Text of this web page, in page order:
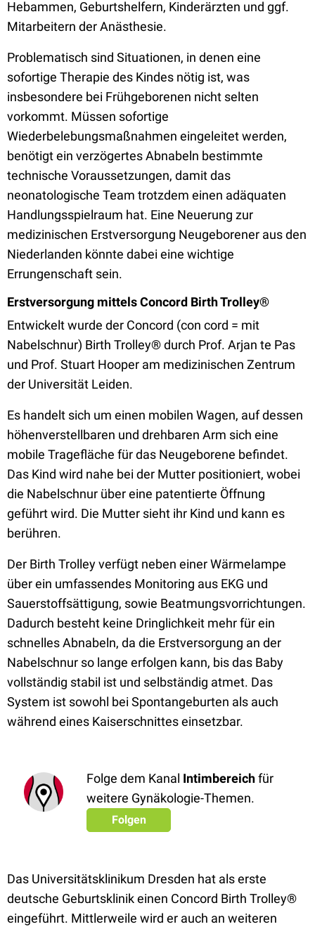
Hebammen, Geburtshelfern, Kinderärzten und ggf.
Mitarbeitern der Anästhesie.
Problematisch sind Situationen, in denen eine
sofortige Therapie des Kindes nötig ist, was
insbesondere bei Frühgeborenen nicht selten
vorkommt. Müssen sofortige
Wiederbelebungsmaßnahmen eingeleitet werden,
benötigt ein verzögertes Abnabeln bestimmte
technische Voraussetzungen, damit das
neonatologische Team trotzdem einen adäquaten
Handlungsspielraum hat. Eine Neuerung zur
medizinischen Erstversorgung Neugeborener aus den
Niederlanden könnte dabei eine wichtige
Errungenschaft sein.
Erstversorgung mittels Concord Birth Trolley®
Entwickelt wurde der Concord (con cord = mit
Nabelschnur) Birth Trolley® durch Prof. Arjan te Pas
und Prof. Stuart Hooper am medizinischen Zentrum
der Universität Leiden.
Es handelt sich um einen mobilen Wagen, auf dessen
höhenverstellbaren und drehbaren Arm sich eine
mobile Tragefläche für das Neugeborene befindet.
Das Kind wird nahe bei der Mutter positioniert, wobei
die Nabelschnur über eine patentierte Öffnung
geführt wird. Die Mutter sieht ihr Kind und kann es
berühren.
Der Birth Trolley verfügt neben einer Wärmelampe
über ein umfassendes Monitoring aus EKG und
Sauerstoffsättigung, sowie Beatmungsvorrichtungen.
Dadurch besteht keine Dringlichkeit mehr für ein
schnelles Abnabeln, da die Erstversorgung an der
Nabelschnur so lange erfolgen kann, bis das Baby
vollständig stabil ist und selbständig atmet. Das
System ist sowohl bei Spontangeburten als auch
während eines Kaiserschnittes einsetzbar.
Folge dem Kanal Intimbereichfür
weitere Gynäkologie-Themen.
Folgen
Das Universitätsklinikum Dresden hat als erste
deutsche Geburtsklinik einen Concord Birth Trolley®
eingeführt. Mittlerweile wird er auch an weiteren